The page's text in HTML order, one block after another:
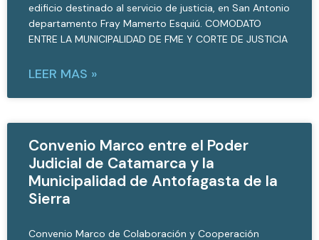
edificio destinado al servicio de justicia, en San Antonio
departamento Fray Mamerto Esquiú. COMODATO
ENTRE LA MUNICIPALIDAD DE FME Y CORTE DE JUSTICIA
LEER MAS »
Convenio Marco entre el Poder
Judicial de Catamarca y la
Municipalidad de Antofagasta de la
Sierra
Convenio Marco de Colaboración y Cooperación